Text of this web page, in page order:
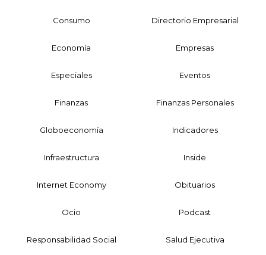
Consumo Directorio Empresarial
Economía Empresas
Especiales Eventos
Finanzas Finanzas Personales
Globoeconomía Indicadores
Infraestructura Inside
Internet Economy Obituarios
Ocio Podcast
Responsabilidad Social Salud Ejecutiva